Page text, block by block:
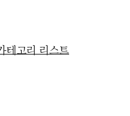
테고리 리스트